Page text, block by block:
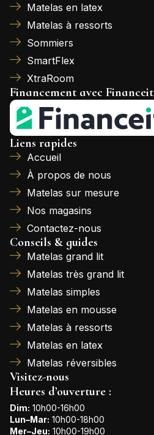
Matelas en latex
Matelas à ressorts
Sommiers
SmartFlex
XtraRoom
Financement avec Financeit
Liens rapides
Accueil
À propos de nous
Matelas sur mesure
Nos magasins
Contactez-nous
Conseils & guides
Matelas grand lit
Matelas très grand lit
Matelas simples
Matelas en mousse
Matelas à ressorts
Matelas en latex
Matelas réversibles
Visitez-nous
Heures d’ouverture :
Dim: 10h00-16h00
Lun–Mar: 10h00-18h00
Mer–Jeu: 10h00-19h00